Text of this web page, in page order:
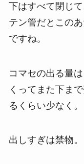
下はすべて閉じ
テン管だとこの
ですね。
コマセの出る量
くってまた下ま
るくらい少なく。
出しすぎは禁物。